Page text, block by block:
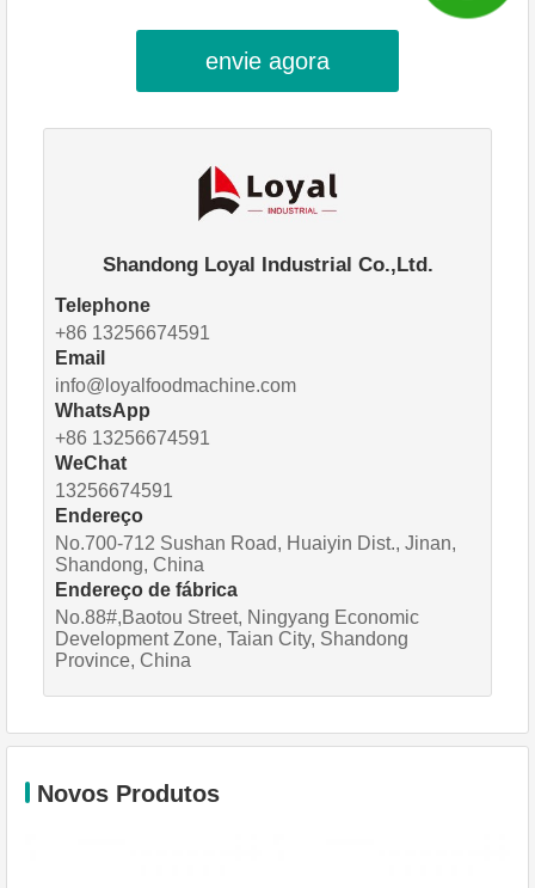
envie agora
Shandong Loyal Industrial Co.,Ltd.
Telephone
+86 13256674591
Email
info@loyalfoodmachine.com
WhatsApp
+86 13256674591
WeChat
13256674591
Endereço
No.700-712 Sushan Road, Huaiyin Dist., Jinan,
Shandong, China
Endereço de fábrica
No.88#,Baotou Street, Ningyang Economic
Development Zone, Taian City, Shandong
Province, China
Novos Produtos